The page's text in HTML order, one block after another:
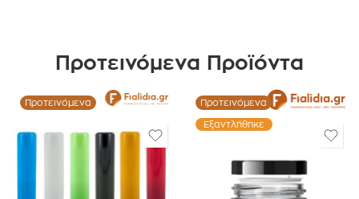
Προτεινόμενα Προϊόντα
Προτεινόμενα Προτεινόμενα
Εξαντλήθηκε